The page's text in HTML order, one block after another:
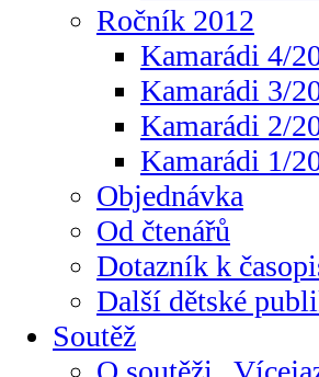
Ročník 2012
Kamarádi 4/
Kamarádi 3/
Kamarádi 2/
Kamarádi 1/
Objednávka
Od čtenářů
Dotazník k
Další dětské
Soutěž